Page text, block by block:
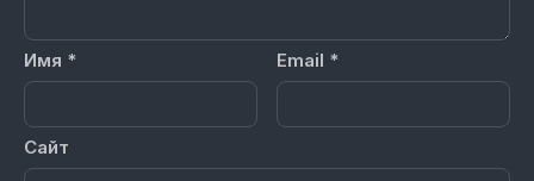
Имя * Email *
Сайт